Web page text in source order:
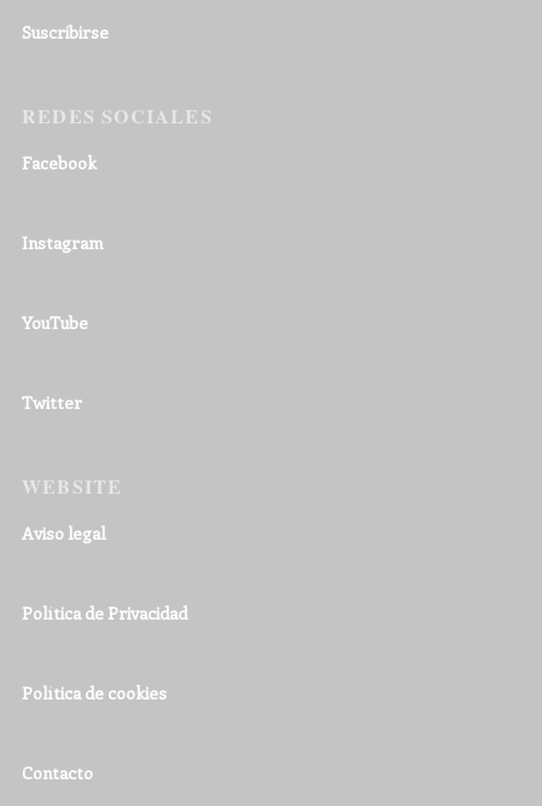
Suscribirse
REDES SOCIALES
Facebook
Instagram
YouTube
Twitter
WEBSITE
Aviso legal
Política de Privacidad
Política de cookies
Contacto